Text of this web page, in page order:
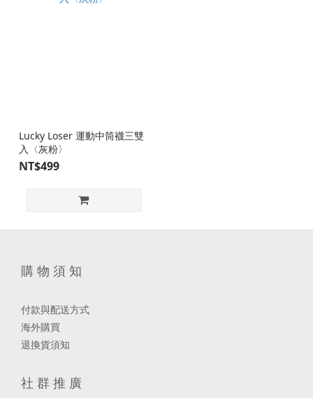
Lucky Loser 運動中筒襪三雙
入〈灰粉〉
NT$499
購 物 須 知
付款與配送方式
海外購買
退換貨須知
社 群 推 廣